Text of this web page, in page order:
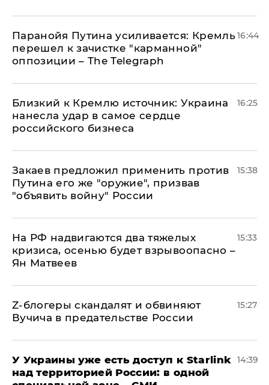
Паранойя Путина усиливается: Кремль
перешел к зачистке "карманной"
оппозиции – The Telegraph
16:44
Близкий к Кремлю источник: Украина
нанесла удар в самое сердце
российского бизнеса
16:25
Закаев предложил применить против
Путина его же "оружие", призвав
"объявить войну" России
15:38
На РФ надвигаются два тяжелых
кризиса, осенью будет взрывоопасно –
Ян Матвеев
15:33
Z-блогеры скандалят и обвиняют
Вучича в предательстве России
15:27
У Украины уже есть доступ к Starlink
над территорией России: в одной
14:39